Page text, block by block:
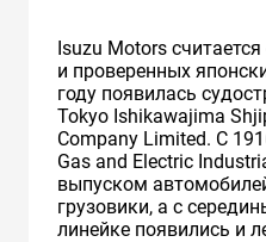
Isuzu Motors
и проверенных
году появилась
Tokyo Ishikawajima
Company Limited. С
Gas and Electric
выпуском
грузовики, а с
линейке появились и